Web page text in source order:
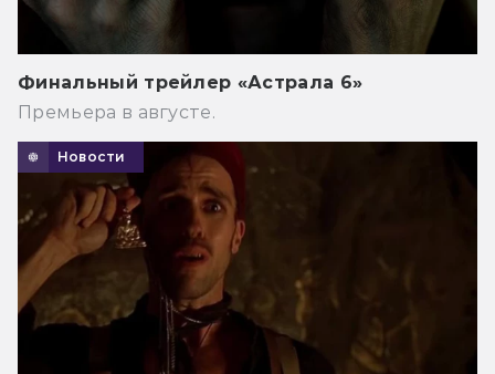
Финальный трейлер «Астрала 6»
Премьера в августе.
Новости